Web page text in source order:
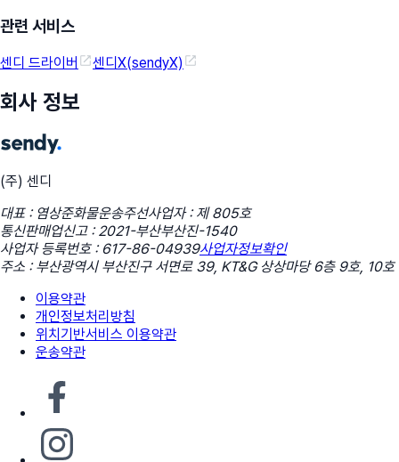
관련 서비스
센디 드라이버 센디X(sendyX)
회사 정보
(주) 센디
대표 : 염상준화물운송주선사업자 : 제 805호
통신판매업신고 : 2021-부산부산진-1540
사업자 등록번호 : 617-86-04939사업자정보확인
주소 : 부산광역시 부산진구 서면로 39, KT&G 상상마당 6층 9호, 10호
이용약관
개인정보처리방침
위치기반서비스 이용약관
운송약관